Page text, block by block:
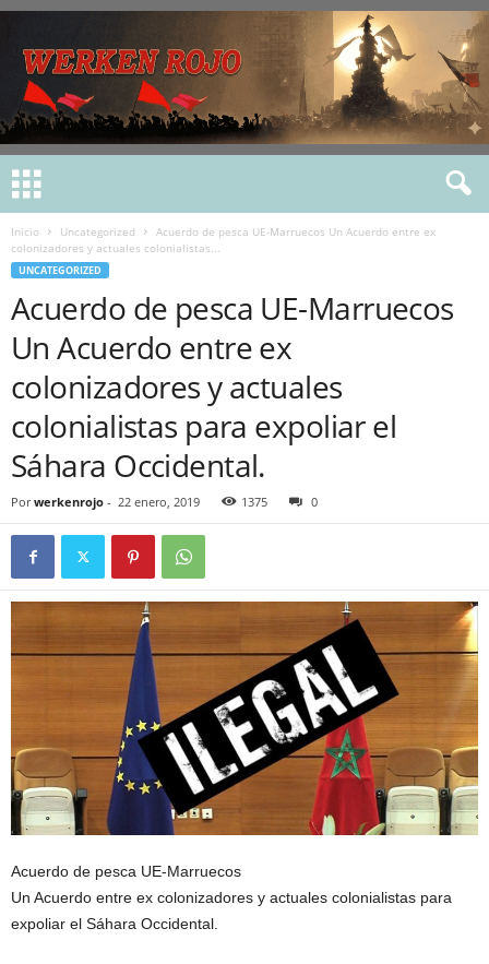
Inicio Uncategorized
Acuerdo de pesca UE-Marruecos Un Acuerdo entre ex
colonizadores y actuales colonialistas...
UNCATEGORIZED
Acuerdo de pesca UE-Marruecos
Un Acuerdo entre ex
colonizadores y actuales
colonialistas para expoliar el
Sáhara Occidental.
Por werkenrojo - 22 enero, 2019 1375 0
Acuerdo de pesca UE-Marruecos
Un Acuerdo entre ex colonizadores y actuales colonialistas para
expoliar el Sáhara Occidental.